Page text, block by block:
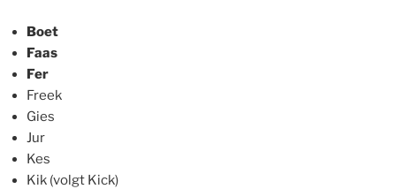
Boet
Faas
Fer
Freek
Gies
Jur
Kes
Kik (volgt Kick)